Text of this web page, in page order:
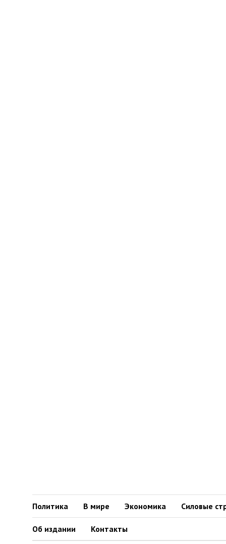
Политика В мире Экономика Силовые
Об издании Контакты